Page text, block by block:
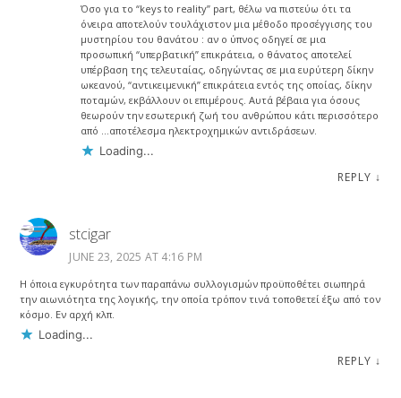
Όσο για το “keys to reality” part, θέλω να πιστεύω ότι τα
όνειρα αποτελούν τουλάχιστον μια μέθοδο προσέγγισης του
μυστηρίου του θανάτου : αν ο ύπνος οδηγεί σε μια
προσωπική “υπερβατική” επικράτεια, ο θάνατος αποτελεί
υπέρβαση της τελευταίας, οδηγώντας σε μια ευρύτερη δίκην
ωκεανού, “αντικειμενική” επικράτεια εντός της οποίας, δίκην
ποταμών, εκβάλλουν οι επιμέρους. Αυτά βέβαια για όσους
θεωρούν την εσωτερική ζωή του ανθρώπου κάτι περισσότερο
από …αποτέλεσμα ηλεκτροχημικών αντιδράσεων.
Loading...
REPLY ↓
stcigar
JUNE 23, 2025 AT 4:16 PM
Η όποια εγκυρότητα των παραπάνω συλλογισμών προϋποθέτει σιωπηρά
την αιωνιότητα της λογικής, την οποία τρόπον τινά τοποθετεί έξω από τον
κόσμο. Εν αρχή κλπ.
Loading...
REPLY ↓